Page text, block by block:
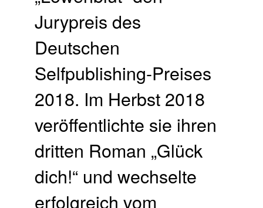
Jurypreis des
Deutschen
Selfpublishing-Preises
2018. Im Herbst 2018
veröffentlichte sie ihren
dritten Roman „Glück
dich!“ und wechselte
erfolgreich vom